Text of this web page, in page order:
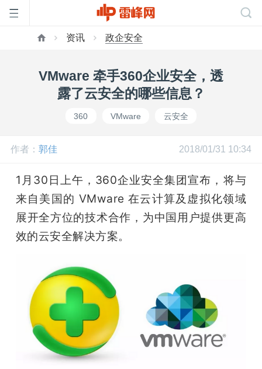
网
活
资讯 政企安全
VMware 牵手360企业安全，透
露了云安全的哪些信息？
360 VMware 云安全
作者： 郭佳 2018/01/31 10:34
1月30日上午，360企业安全集团宣布，将与
来自美国的 VMware 在云计算及虚拟化领域
展开全方位的技术合作，为中国用户提供更高
效的云安全解决方案。